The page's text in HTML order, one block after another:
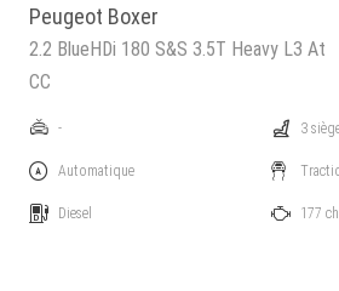
Peugeot Boxer
2.2 BlueHDi 180 S&S 3.5T Heavy L3 At
CC
-
Automatique
Diesel
3
177 ch